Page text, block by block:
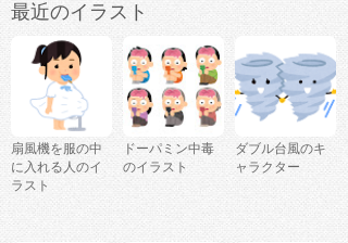
最近のイラスト
扇風機を服の中
に入れる人のイ
ラスト
ドーパミン中毒
のイラスト
ダブル台風のキ
ャラクター